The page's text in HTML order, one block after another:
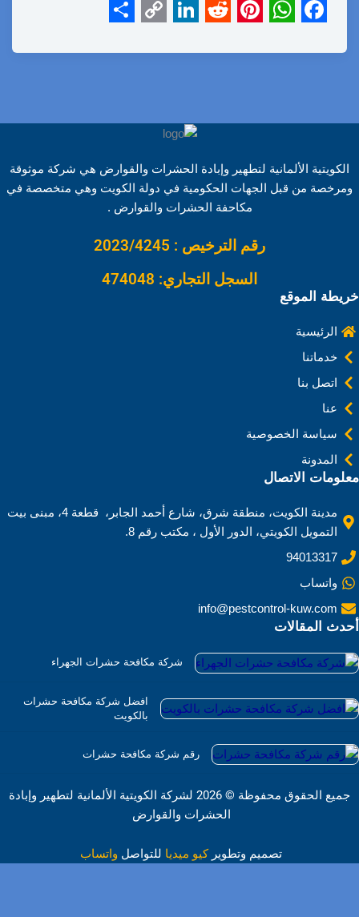
a
o
o
h
A
p
i
r
e
s
t
e
t
i
e
d
I
n
o
L
i
n
k
h
الكويتية الألمانية لتطهير وإبادة الحشرات والقوارض هي شركة موثوقة
ومرخصة من قبل الجهات الحكومية في دولة الكويت وهي متخصصة في
مكاحفة الحشرات والقوارض .
رقم الترخيص : 2023/4245
السجل التجاري: 474048
خريطة الموقع
الرئيسية
خدماتنا
اتصل بنا
عنا
سياسة الخصوصية
المدونة
معلومات الاتصال
مدينة الكويت، منطقة شرق، شارع أحمد الجابر، قطعة 4، مبنى بيت
التمويل الكويتي، الدور الأول ، مكتب رقم 8.
94013317
واتساب
info@pestcontrol-kuw.com
أحدث المقالات
شركة مكافحة حشرات الجهراء
افضل شركة مكافحة حشرات
بالكويت
رقم شركة مكافحة حشرات
جميع الحقوق محفوظة ©
2026 لشركة الكويتية الألمانية لتطهير وإبادة
الحشرات والقوارض
تصميم وتطويركيو ميديا للتواصل واتساب